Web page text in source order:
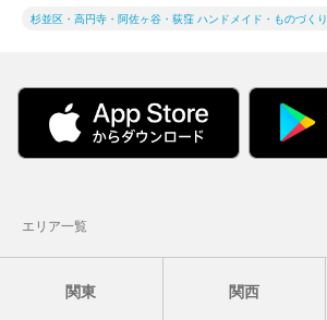
杉並区・高円寺・阿佐ヶ谷・荻窪 ハンドメイド・ものづくり
エリア一覧
関東 関西